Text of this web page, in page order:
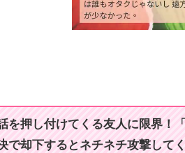
を押し付けてくる友人に限界！
で却下するとネチネチ攻撃して